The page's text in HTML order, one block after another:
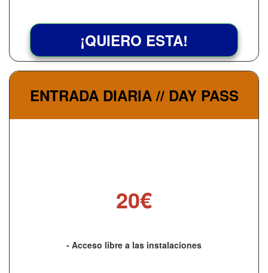
¡QUIERO ESTA!
ENTRADA DIARIA // DAY PASS
20€
- Acceso libre a las instalaciones